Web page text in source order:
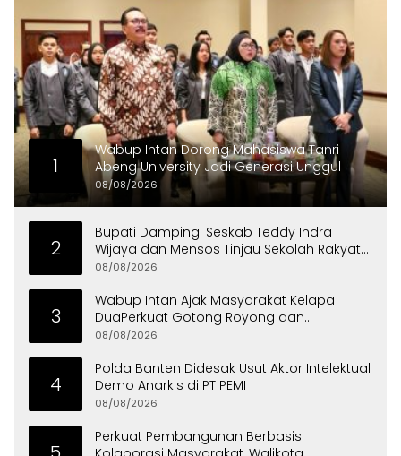
1
Wabup Intan Dorong Mahasiswa Tanri
Abeng University Jadi Generasi Unggul
08/08/2026
2
Bupati Dampingi Seskab Teddy Indra
Wijaya dan Mensos Tinjau Sekolah Rakyat
di Curug
08/08/2026
3
Wabup Intan Ajak Masyarakat Kelapa
DuaPerkuat Gotong Royong dan
Persatuan
08/08/2026
4
Polda Banten Didesak Usut Aktor Intelektual
Demo Anarkis di PT PEMI
08/08/2026
Perkuat Pembangunan Berbasis